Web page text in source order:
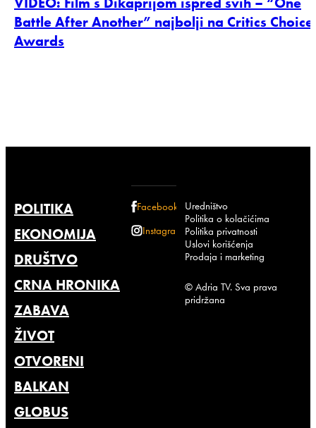
Battle After Another” najbolji na Critics Choice
Awards
POLITIKA
EKONOMIJA
DRUŠTVO
CRNA HRONIKA
ZABAVA
ŽIVOT
OTVORENI
BALKAN
GLOBUS
Facebook
Instagram
Uredništvo
Politika o kolačićima
Politika privatnosti
Uslovi korišćenja
Prodaja i marketing
© Adria TV. Sva prava
pridržana